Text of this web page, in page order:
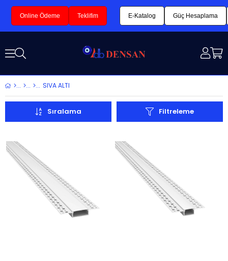
Online Ödeme Teklifim E-Katalog Güç Hesaplama
SIVA ALTI
Filtreleme
Sıralama